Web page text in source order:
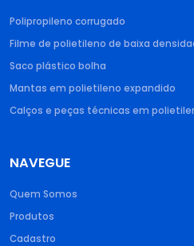
Polipropileno corrugado​
Filme de polietileno de baixa
Saco plástico bolha​
Mantas em polietileno expandido​
Calços e peças técnicas em
NAVEGUE
Quem Somos
Produtos
Cadastro